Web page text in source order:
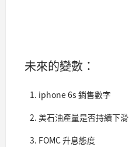
未來的變數：
iphone 6s 銷售數字
美石油產量是否持續下滑
FOMC 升息態度